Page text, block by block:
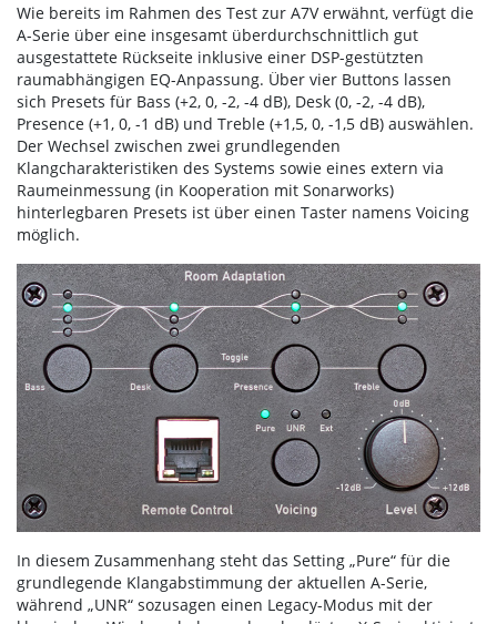
Wie bereits im Rahmen des Test zur A7V erwähnt, verfügt die
A-Serie über eine insgesamt überdurchschnittlich gut
ausgestattete Rückseite inklusive einer DSP-gestützten
raumabhängigen EQ-Anpassung. Über vier Buttons lassen
sich Presets für Bass (+2, 0, -2, -4 dB), Desk (0, -2, -4 dB),
Presence (+1, 0, -1 dB) und Treble (+1,5, 0, -1,5 dB) auswählen.
Der Wechsel zwischen zwei grundlegenden
Klangcharakteristiken des Systems sowie eines extern via
Raumeinmessung (in Kooperation mit Sonarworks)
hinterlegbaren Presets ist über einen Taster namens Voicing
möglich.
In diesem Zusammenhang steht das Setting „Pure“ für die
grundlegende Klangabstimmung der aktuellen A-Serie,
während „UNR“ sozusagen einen Legacy-Modus mit der